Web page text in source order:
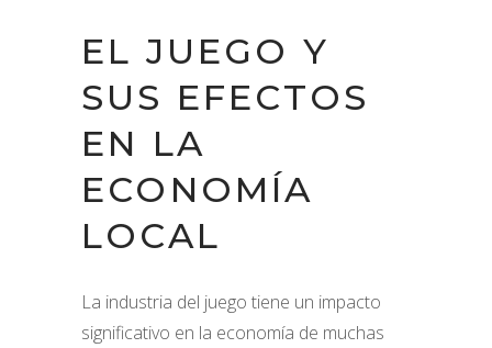
EL JUEGO Y
SUS EFECTOS
EN LA
ECONOMÍA
LOCAL
La industria del juego tiene un impacto
significativo en la economía de muchas